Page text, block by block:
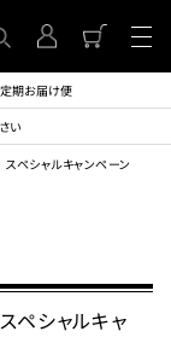
定期お届け便
い
ペシャルキャンペーン
シャルキャ